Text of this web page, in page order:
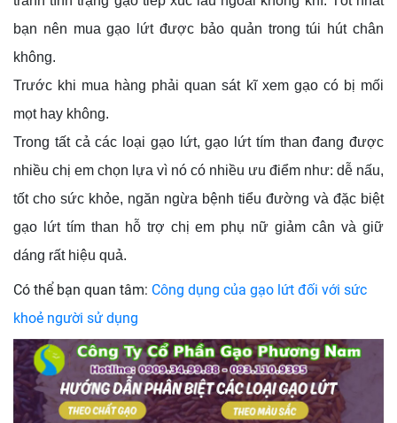
bạn nên mua gạo lứt được bảo quản trong túi hút chân
không.
Trước khi mua hàng phải quan sát kĩ xem gạo có bị mối
mọt hay không.
Trong tất cả các loại gạo lứt, gạo lứt tím than đang được
nhiều chị em chọn lựa vì nó có nhiều ưu điểm như: dễ nấu,
tốt cho sức khỏe, ngăn ngừa bệnh tiểu đường và đặc biệt
gạo lứt tím than hỗ trợ chị em phụ nữ giảm cân và giữ
dáng rất hiệu quả.
Có thể bạn quan tâm: Công dụng của gạo lứt đối với sức
khoẻ người sử dụng